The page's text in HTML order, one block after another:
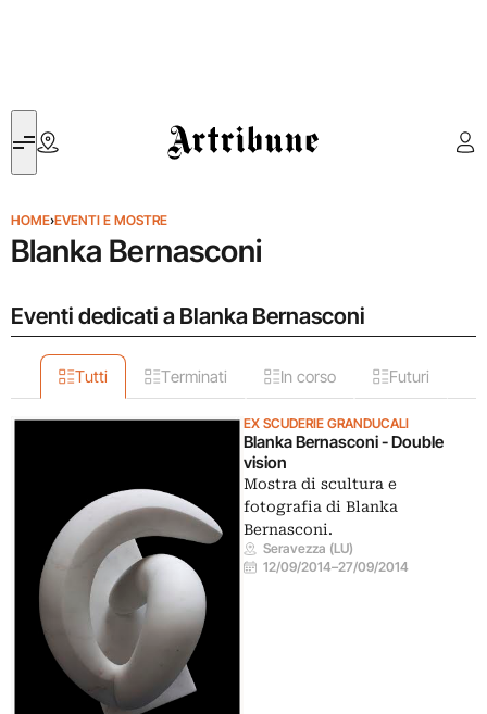
Artribune
HOME›EVENTI E MOSTRE
Blanka Bernasconi
Eventi dedicati a Blanka Bernasconi
Tutti Terminati In corso Futuri
EX SCUDERIE GRANDUCALI
Blanka Bernasconi - Double
vision
Mostra di scultura e
fotografia di Blanka
Bernasconi.
Seravezza (LU)
12/09/2014–27/09/2014